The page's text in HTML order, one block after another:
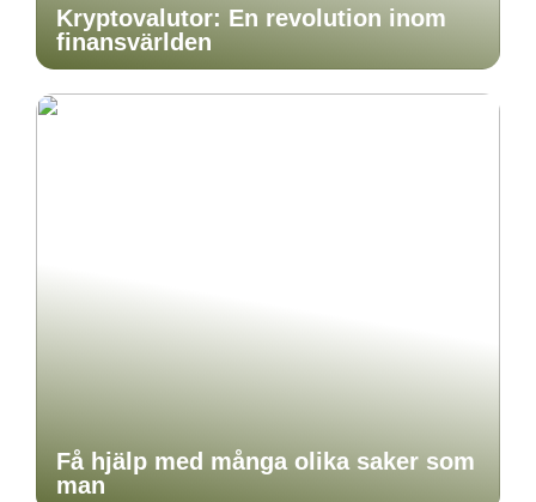
Kryptovalutor: En revolution inom
finansvärlden
Få hjälp med många olika saker som
man